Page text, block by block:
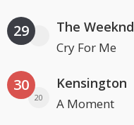
29 The Weeknd
Cry For Me
30
20
Kensington
A Moment